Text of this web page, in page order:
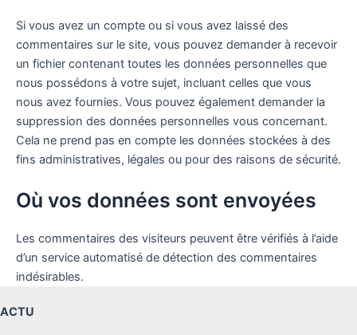
Si vous avez un compte ou si vous avez laissé des
commentaires sur le site, vous pouvez demander à recevoir
un fichier contenant toutes les données personnelles que
nous possédons à votre sujet, incluant celles que vous
nous avez fournies. Vous pouvez également demander la
suppression des données personnelles vous concernant.
Cela ne prend pas en compte les données stockées à des
fins administratives, légales ou pour des raisons de sécurité.
Où vos données sont envoyées
Les commentaires des visiteurs peuvent être vérifiés à l’aide
d’un service automatisé de détection des commentaires
indésirables.
ACTU